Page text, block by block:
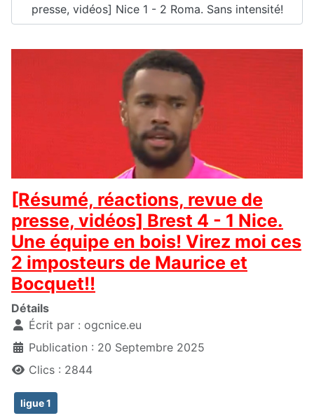
presse, vidéos] Nice 1 - 2 Roma. Sans intensité!
[Résumé, réactions, revue de
presse, vidéos] Brest 4 - 1 Nice.
Une équipe en bois! Virez moi ces
2 imposteurs de Maurice et
Bocquet!!
Détails
Écrit par : ogcnice.eu
Publication : 20 Septembre 2025
Clics : 2844
ligue 1